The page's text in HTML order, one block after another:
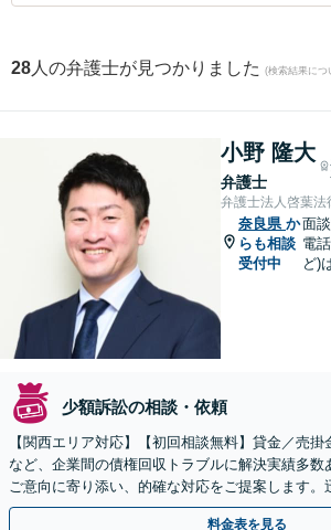
28 人の弁護士が見つかりました (検索結果につ
小野 隆大
弁護士
弁護士法人啓葉法
奈良県 か
らも相談
受付中
面
電
ど)
少額訴訟の相談・依頼
【関西エリア対応】【初回相談無料】貸金／売
など、企業間の債権回収トラブルに解決実績多数
ご意向に寄り添い、的確な対応をご提案します。
渉で、少しでも回収できるよう尽力します【土日
料金表を見る